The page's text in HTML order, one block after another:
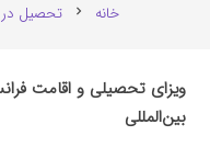
خانه chevron_right تحصیل در
ویزای تحصیلی و اقامت
بین‌المللی